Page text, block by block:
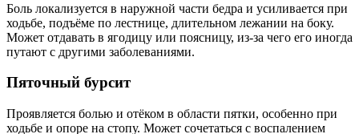
Боль локализуется в наружной части бедра и усиливается при
ходьбе, подъёме по лестнице, длительном лежании на боку.
Может отдавать в ягодицу или поясницу, из-за чего его иногда
путают с другими заболеваниями.
Пяточный бурсит
Проявляется болью и отёком в области пятки, особенно при
ходьбе и опоре на стопу. Может сочетаться с воспалением